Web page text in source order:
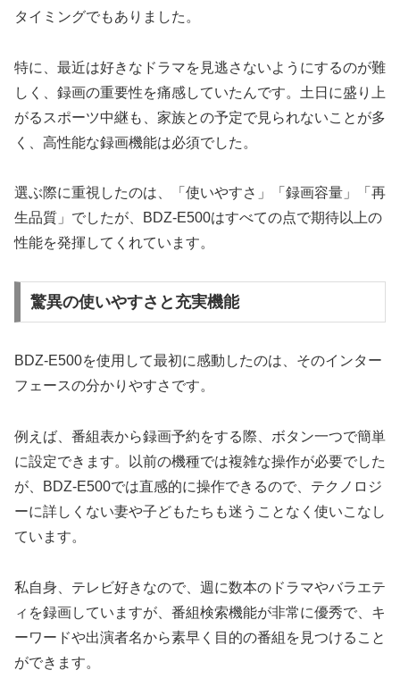
タイミングでもありました。
特に、最近は好きなドラマを見逃さないようにするのが難
しく、録画の重要性を痛感していたんです。土日に盛り上
がるスポーツ中継も、家族との予定で見られないことが多
く、高性能な録画機能は必須でした。
選ぶ際に重視したのは、「使いやすさ」「録画容量」「再
生品質」でしたが、BDZ-E500はすべての点で期待以上の
性能を発揮してくれています。
驚異の使いやすさと充実機能
BDZ-E500を使用して最初に感動したのは、そのインター
フェースの分かりやすさです。
例えば、番組表から録画予約をする際、ボタン一つで簡単
に設定できます。以前の機種では複雑な操作が必要でした
が、BDZ-E500では直感的に操作できるので、テクノロジ
ーに詳しくない妻や子どもたちも迷うことなく使いこなし
ています。
私自身、テレビ好きなので、週に数本のドラマやバラエテ
ィを録画していますが、番組検索機能が非常に優秀で、キ
ーワードや出演者名から素早く目的の番組を見つけること
ができます。